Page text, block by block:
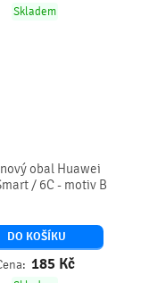
Skladem
obal Huawei
/ 6C - motiv B
DO KOŠÍKU
185 Kč